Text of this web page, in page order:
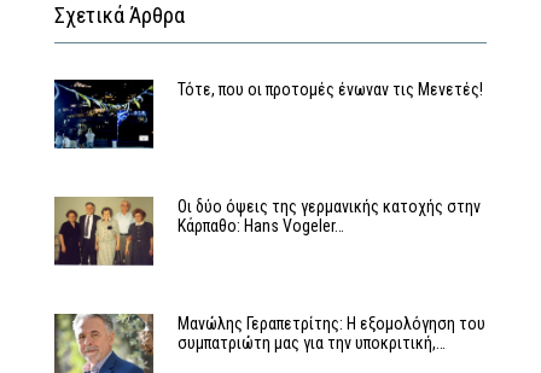
Σχετικά Άρθρα
Τότε, που οι προτομές ένωναν τις Μενετές!
Οι δύο όψεις της γερμανικής κατοχής στην
Κάρπαθο: Hans Vogeler…
Μανώλης Γεραπετρίτης: Η εξομολόγηση του
συμπατριώτη μας για την υποκριτική,…